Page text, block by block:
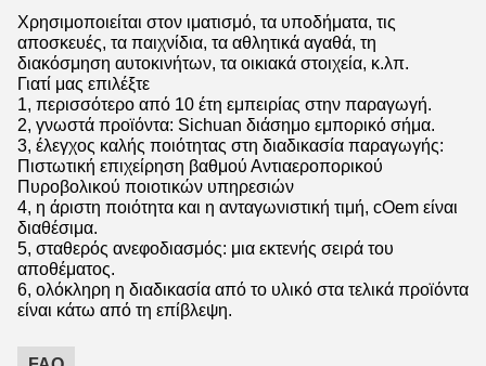
Χρησιμοποιείται στον ιματισμό, τα υποδήματα, τις
αποσκευές, τα παιχνίδια, τα αθλητικά αγαθά, τη
διακόσμηση αυτοκινήτων, τα οικιακά στοιχεία, κ.λπ.
Γιατί μας επιλέξτε
1, περισσότερο από 10 έτη εμπειρίας στην παραγωγή.
2, γνωστά προϊόντα: Sichuan διάσημο εμπορικό σήμα.
3, έλεγχος καλής ποιότητας στη διαδικασία παραγωγής:
Πιστωτική επιχείρηση βαθμού Αντιαεροπορικού
Πυροβολικού ποιοτικών υπηρεσιών
4, η άριστη ποιότητα και η ανταγωνιστική τιμή, cOem είναι
διαθέσιμα.
5, σταθερός ανεφοδιασμός: μια εκτενής σειρά του
αποθέματος.
6, ολόκληρη η διαδικασία από το υλικό στα τελικά προϊόντα
είναι κάτω από τη επίβλεψη.